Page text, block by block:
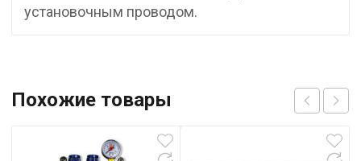
установочным проводом.
Похожие товары